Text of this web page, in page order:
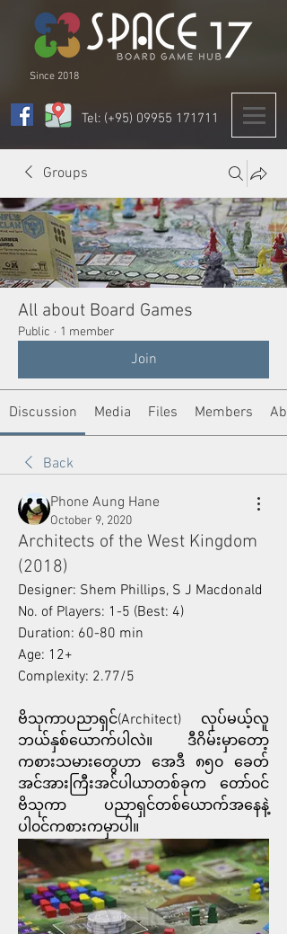
Since 2018
Tel: (+95) 09955 171711
Groups
All about Board Games
Public · 1 member
Join
Discussion Media Files Members
Back
Phone Aung Hane
October 9, 2020
Architects of the West Kingdom
(2018)
Designer: Shem Phillips, S J Macdonald
No. of Players: 1-5 (Best: 4)
Duration: 60-80 min
Age: 12+
Complexity: 2.77/5
ဗိသုကာပညာရှင်(Architect) လုပ်မယ့်လူ
ဘယ်နှစ်ယောက်ပါလဲ။ ဒီဂိမ်းမှာတော့
ကစားသမားတွေဟာ အေဒီ ၈၅၀ ခေတ်
အင်အားကြီးအင်ပါယာတစ်ခုက တော်၀င်
ဗိသုကာ ပညာရှင်တစ်ယောက်အနေနဲ့
ပါ၀င်ကစားကမှာပါ။